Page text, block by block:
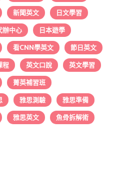
新聞英文 日文學習
辦中心 日本遊學
看CNN學英文 節日英文
程 英文口說 英文學習
菁英補習班
雅思測驗 雅思準備
雅思英文 魚骨拆解術